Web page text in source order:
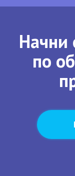
Начни
по